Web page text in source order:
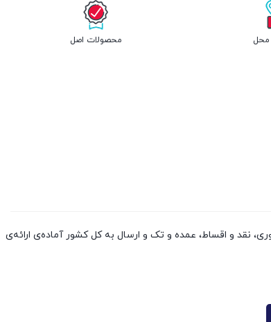
محل محصولات اصل
به صورت حضوری و غیرحضوری، نقد و اقساط، عمده و تک و ارسال به کل کشور آماده‌ی ارائه‌ی